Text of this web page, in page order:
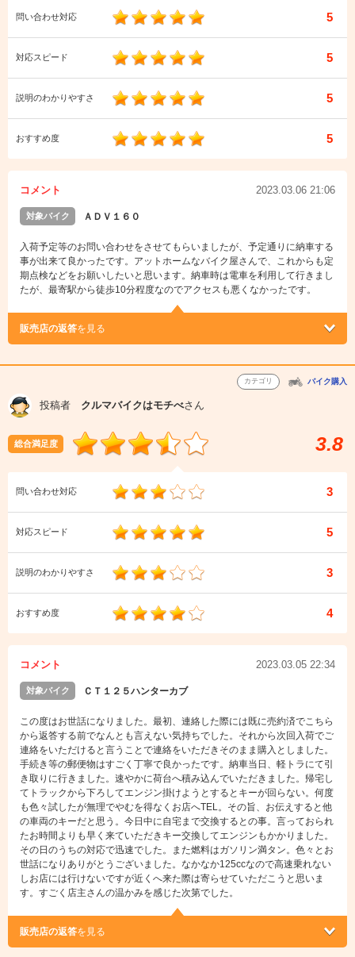
問い合わせ対応 5
対応スピード 5
説明のわかりやすさ 5
おすすめ度 5
コメント 2023.03.06 21:06
対象バイク ＡＤＶ１６０
入荷予定等のお問い合わせをさせてもらいましたが、予定通りに納車する
事が出来て良かったです。アットホームなバイク屋さんで、これからも定
期点検などをお願いしたいと思います。納車時は電車を利用して行きまし
たが、最寄駅から徒歩10分程度なのでアクセスも悪くなかったです。
販売店の返答を見る
カテゴリ バイク購入
投稿者 クルマバイクはモチべさん
総合満足度 3.8
問い合わせ対応 3
対応スピード 5
説明のわかりやすさ 3
おすすめ度 4
コメント 2023.03.05 22:34
対象バイク ＣＴ１２５ハンターカブ
この度はお世話になりました。最初、連絡した際には既に売約済でこちら
から返答する前でなんとも言えない気持ちでした。それから次回入荷でご
連絡をいただけると言うことで連絡をいただきそのまま購入としました。
手続き等の郵便物はすごく丁寧で良かったです。納車当日、軽トラにて引
き取りに行きました。速やかに荷台へ積み込んでいただきました。帰宅し
てトラックから下ろしてエンジン掛けようとするとキーが回らない。何度
も色々試したが無理でやむを得なくお店へTEL。その旨、お伝えすると他
の車両のキーだと思う。今日中に自宅まで交換するとの事。言っておられ
たお時間よりも早く来ていただきキー交換してエンジンもかかりました。
その日のうちの対応で迅速でした。また燃料はガソリン満タン。色々とお
世話になりありがとうございました。なかなか125ccなので高速乗れない
しお店には行けないですが近くへ来た際は寄らせていただこうと思いま
す。すごく店主さんの温かみを感じた次第でした。
販売店の返答を見る